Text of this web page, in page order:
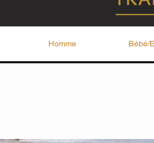
Homme Bébé/